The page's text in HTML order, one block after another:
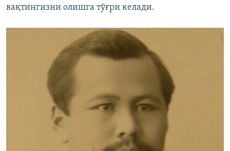
вақтингизни олишга тўғри келади.